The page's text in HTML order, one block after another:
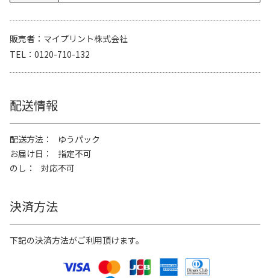
販売者
マイプリント株式会社
TEL
0120-710-132
配送情報
配送方法
ゆうパック
お届け日
指定不可
のし
対応不可
決済方法
下記の決済方法がご利用頂けます。